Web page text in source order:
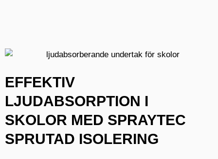
EFFEKTIV
LJUDABSORPTION I
SKOLOR MED SPRAYTEC
SPRUTAD ISOLERING